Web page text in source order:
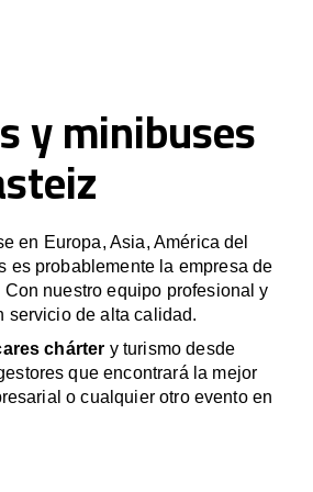
y minibuses
en Europa, Asia, América del
es probablemente la empresa de
nuestro equipo profesional y
servicio de alta calidad.
chárter y turismo desde
que encontrará la mejor
o cualquier otro evento en